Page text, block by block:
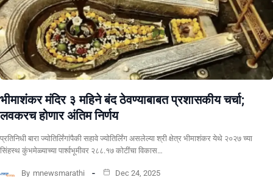
भीमाशंकर मंदिर ३ महिने बंद ठेवण्याबाबत प्रशासकीय चर्चा;
लवकरच होणार अंतिम निर्णय
प्रतिनिधी बारा ज्योतिर्लिंगांपैकी सहावे ज्योतिर्लिंग असलेल्या श्री क्षेत्र भीमाशंकर येथे २०२७ च्या
सिंहस्थ कुंभमेळ्याच्या पार्श्वभूमीवर २८८.१७ कोटींचा विकास…
By mnewsmarathi Dec 24, 2025